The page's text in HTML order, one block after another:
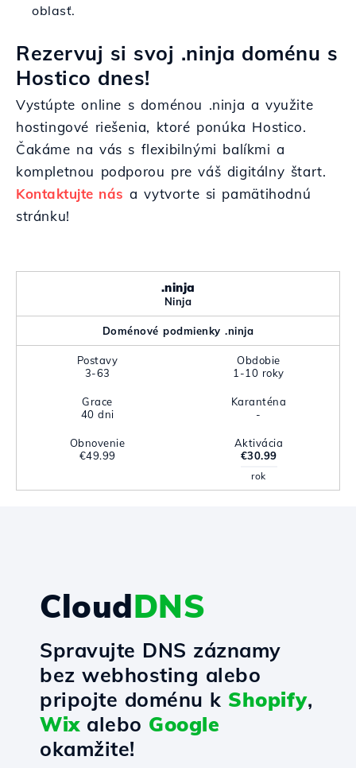
oblasť.
Rezervuj si svoj .ninja doménu s
Hostico dnes!
Vystúpte online s doménou .ninja a využite
hostingové riešenia, ktoré ponúka Hostico.
Čakáme na vás s flexibilnými balíkmi a
kompletnou podporou pre váš digitálny štart.
Kontaktujte nás a vytvorte si pamätihodnú
stránku!
.ninja
Ninja
Doménové podmienky .ninja
Postavy
3-63
Obdobie
1-10 roky
Grace
40 dni
Karanténa
-
Obnovenie
€49.99
Aktivácia
€30.99
rok
CloudDNS
Spravujte DNS záznamy
bez webhosting alebo
pripojte doménu k Shopify,
Wixalebo Google
okamžite!